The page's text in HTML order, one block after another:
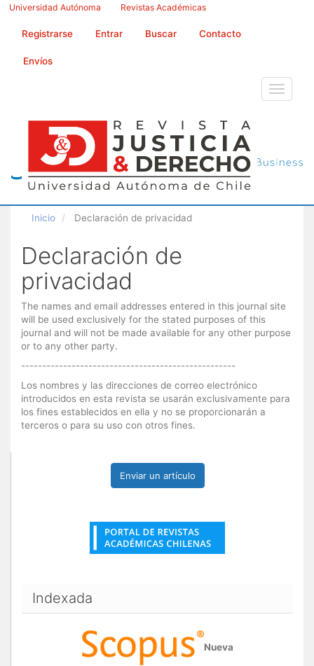
Navegación
Contenido
Barra
Universidad Autónoma Revistas Académicas
Registrarse Entrar Buscar Contacto
Envíos
Toggle
Inicio Declaración de privacidad
Declaración de
privacidad
The names and email addresses entered in this journal site
will be used exclusively for the stated purposes of this
journal and will not be made available for any other purpose
or to any other party.
---------------------------------------------------
Los nombres y las direcciones de correo electrónico
introducidos en esta revista se usarán exclusivamente para
los fines establecidos en ella y no se proporcionarán a
terceros o para su uso con otros fines.
Enviar un artículo
Indexada
Nueva